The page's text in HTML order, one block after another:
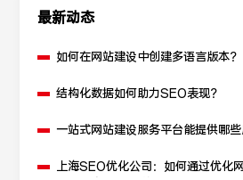
最新动态
如何在网站建设中创建多语言版本？
结构化数据如何助力SEO表现？
一站式网站建设服务平台能提供哪些
上海SEO优化公司：如何通过优化